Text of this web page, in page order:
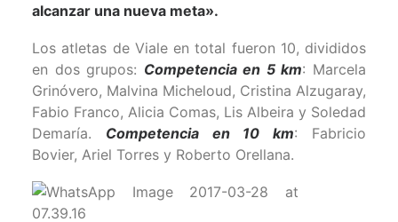
alcanzar una nueva meta».
Los atletas de Viale en total fueron 10, divididos
en dos grupos: Competencia en 5 km: Marcela
Grinóvero, Malvina Micheloud, Cristina Alzugaray,
Fabio Franco, Alicia Comas, Lis Albeira y Soledad
Demaría. Competencia en 10 km: Fabricio
Bovier, Ariel Torres y Roberto Orellana.